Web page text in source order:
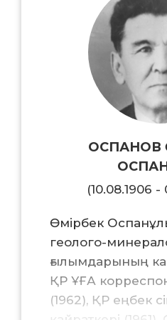
ОСПАНОВ
(10.08.1906 -
Өмірбек
геолого-
ғылымдарының
ҚР ҰҒА
(1962), ҚР еңбек